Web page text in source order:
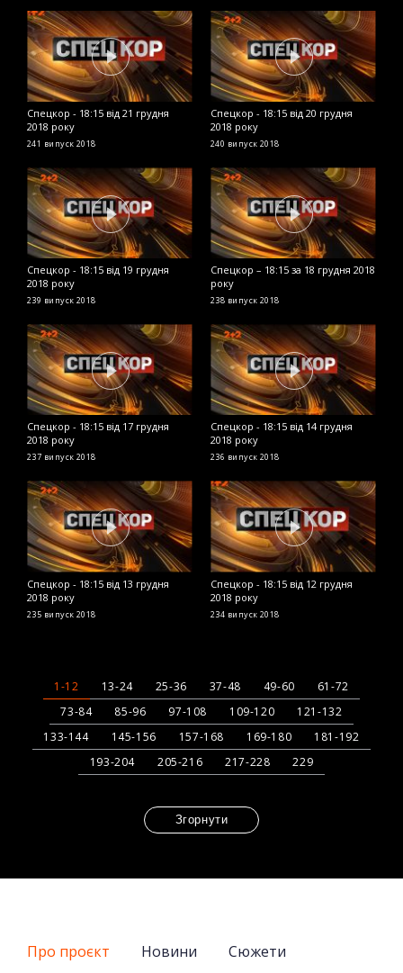
Спецкор - 18:15 від 21 грудня
2018 року
241 випуск 2018
Спецкор - 18:15 від 20 грудня
2018 року
240 випуск 2018
Спецкор - 18:15 від 19 грудня
2018 року
239 випуск 2018
Спецкор – 18:15 за 18 грудня 2018
року
238 випуск 2018
Спецкор - 18:15 від 17 грудня
2018 року
237 випуск 2018
Спецкор - 18:15 від 14 грудня
2018 року
236 випуск 2018
Спецкор - 18:15 від 13 грудня
2018 року
235 випуск 2018
Спецкор - 18:15 від 12 грудня
2018 року
234 випуск 2018
1-12 13-24 25-36 37-48 49-60
61-72
73-84
85-96 97-108 109-120
121-132
133-144
145-156 157-168 169-180
181-192
193-204
205-216 217-228 229
Згорнути
Про проєкт Новини
Сюжети